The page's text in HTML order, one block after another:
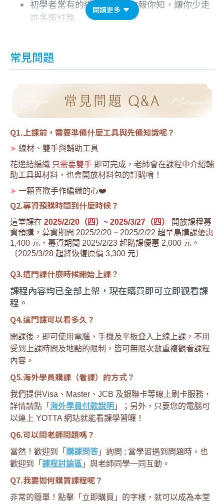
初學者常有的編織困境一次報你知，讓你少走
許多冤枉路
閱讀更多
常見問題
Q1.上課前，需要準備什麼工具與先備知識呢？
➤ 線材、雙手與輔助工具
花邊結編織 只需要雙手 即可完成，老師會在課程中介紹輔
助工具與材料，也會開放材料包的訂購唷！
➤ 一顆喜歡手作編織的心❤️
Q2.募資預購時間到什麼時候？
這堂課在 2025/2/20（四）~ 2025/3/27（四）
開放課程募
資預購，募資期間 2025/2/20 ~ 2025/2/22 超早鳥購課優惠
1,400 元，募資期間 2025/2/23 起購課優惠 2,000 元。
〔2025/3/28 起將恢復原價 3,300 元〕
Q3.這門課什麼時候開始上課？
課程內容均已全部上架，現在購買即可立即觀看課
程。
Q4.這門課可以看多久？
開課後，即可使用電腦、手機及平板登入上線上課，不用
受到上課時間及地點的限制，皆可無限次數重複觀看課程
內容。
Q5.海外學員購課（看課）的方式？
我們提供Visa、Master、JCB 及銀聯卡等線上刷卡服務，
詳情請點「 海外學員付款說明 」；另外，只要您的電腦可
以連上 YOTTA 網站就能看課學習囉！
Q6.可以問老師問題嗎？
當然！歡迎到「 購課問答」詢問 ; 當學習遇到問題時，也
歡迎到「 課程討論區 」與老師同學一同互動。
Q7.我要如何購買課程呢？
非常的簡單！點擊「立即購買」的字樣，就可以成為本堂